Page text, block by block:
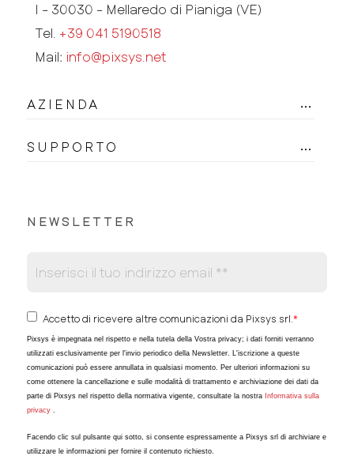
I - 30030 - Mellaredo di Pianiga (VE)
Tel. +39 041 5190518
Mail: info@pixsys.net
AZIENDA
SUPPORTO
NEWSLETTER
Accetto di ricevere altre comunicazioni da Pixsys srl. *
Pixsys è impegnata nel rispetto e nella tutela della Vostra privacy; i dati forniti verranno
utilizzati esclusivamente per l'invio periodico della Newsletter. L'iscrizione a queste
comunicazioni può essere annullata in qualsiasi momento. Per ulteriori informazioni su
come ottenere la cancellazione e sulle modalità di trattamento e archiviazione dei dati da
parte di Pixsys nel rispetto della normativa vigente, consultate la nostra Informativa sulla
privacy.
Facendo clic sul pulsante qui sotto, si consente espressamente a Pixsys srl di archiviare e
utilizzare le informazioni per fornire il contenuto richiesto.